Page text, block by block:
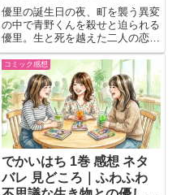
に結末へ向かう予感がつら
すぎる件🖤
優里の誕生日の夜、町を襲う異変
の中で青野くんを殺せと迫られる
優里。生と死を越えた二人の恋は
最終局面へ。切なく怖いホラーラ
ブ第14巻。
コミック感想
でかいはち 1巻 感想 ネタ
バレ 見どころ｜ふわふわ